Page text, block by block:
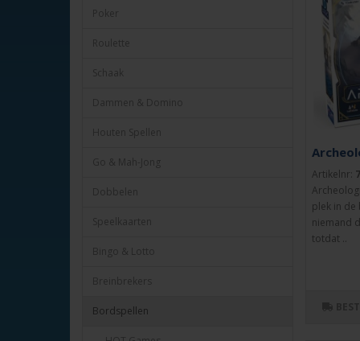
Poker
Roulette
Schaak
Dammen & Domino
Houten Spellen
Go & Mah-Jong
Dobbelen
Speelkaarten
Bingo & Lotto
Breinbrekers
Bordspellen
Artikelnr:
plek in de
niemand
totdat ..